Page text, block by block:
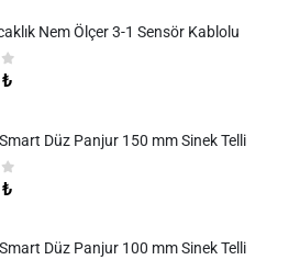
Nem Ölçer 3-1 Sensör Kablolu
₺
Düz Panjur 150 mm Sinek Telli
₺
Düz Panjur 100 mm Sinek Telli